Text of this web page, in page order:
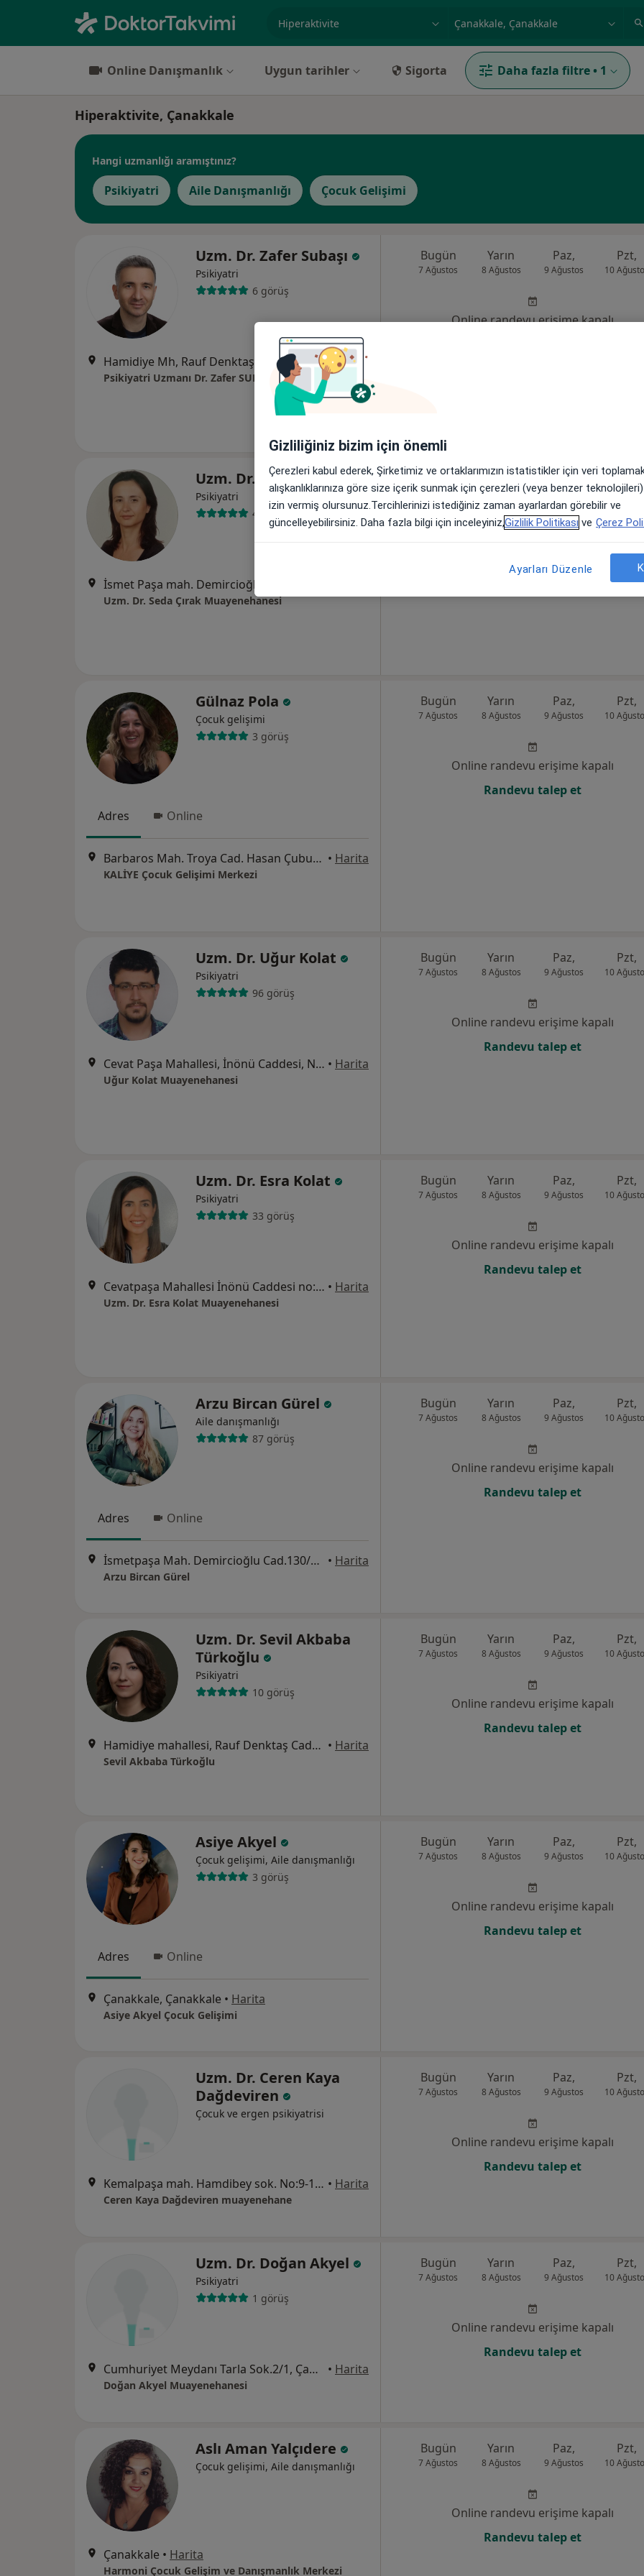
Online Danışmanlık Uygun tarihler Sigorta Daha fazla filtre • 1
Hiperaktivite, Çanakkale
Hangi uzmanlığı aramıştınız?
Psikiyatri Aile Danışmanlığı Çocuk Gelişimi
Uzm. Dr. Zafer Subaşı
Psikiyatri
6 görüş
Hamidiye Mh, Rauf Denktaş Caddesi, Eyüboğlu Bulvar İş A Blok, Daire :23, Çanakkale Harita
Psikiyatri Uzmanı Dr. Zafer SUBAŞI
Bugün
7 Ağustos
Yarın
8 Ağustos
Paz,
9 Ağustos
Pzt,
10
Online randevu erişime kapalı
Uzm. Dr. Seda Mertol
Psikiyatri
46 görüş
Uzm. Dr. Seda Çırak Muayenehanesi
Bugün
7 Ağustos
Yarın
8 Ağustos
Paz,
9 Ağustos
Pzt,
10
Randevu talep et
Gülnaz Pola
Çocuk gelişimi
3 görüş
Adres Online
Barbaros Mah. Troya Cad. Hasan Çubuklu Evleri No: 131/6, Çanakkale • Harita
KALİYE Çocuk Gelişimi Merkezi
Bugün
7 Ağustos
Yarın
8 Ağustos
Paz,
9 Ağustos
Pzt,
10
Online randevu erişime kapalı
Randevu talep et
Uzm. Dr. Uğur Kolat
Psikiyatri
96 görüş
Cevat Paşa Mahallesi, İnönü Caddesi, No:43 A Blok Kat:1 Daire:3 (Çanakkale İŞKUR karşısı, MİGROS’un üst katı), Çanakkale • Harita
Uğur Kolat Muayenehanesi
Bugün
7 Ağustos
Yarın
8 Ağustos
Paz,
9 Ağustos
Pzt,
10
Online randevu erişime kapalı
Randevu talep et
Uzm. Dr. Esra Kolat
Psikiyatri
33 görüş
Cevatpaşa Mahallesi İnönü Caddesi no:43 A Blok D:3 (Çanakkale İŞKUR karşısı-Migros'un üst katı), Çanakkale • Harita
Uzm. Dr. Esra Kolat Muayenehanesi
Bugün
7 Ağustos
Yarın
8 Ağustos
Paz,
9 Ağustos
Pzt,
10
Online randevu erişime kapalı
Randevu talep et
Arzu Bircan Gürel
Aile danışmanlığı
87 görüş
Adres Online
İsmetpaşa Mah. Demircioğlu Cad.130/2 Bayar Premium Evleri B Blok Daire 10 Kat 2, Çanakkale • Harita
Arzu Bircan Gürel
Bugün
7 Ağustos
Yarın
8 Ağustos
Paz,
9 Ağustos
Pzt,
10
Online randevu erişime kapalı
Randevu talep et
Uzm. Dr. Sevil Akbaba
Türkoğlu
Psikiyatri
10 görüş
Hamidiye mahallesi, Rauf Denktaş Caddesi, No:20/1A Daire:23, Çanakkale • Harita
Sevil Akbaba Türkoğlu
Bugün
7 Ağustos
Yarın
8 Ağustos
Paz,
9 Ağustos
Pzt,
10
Online randevu erişime kapalı
Randevu talep et
Asiye Akyel
Çocuk gelişimi, Aile danışmanlığı
3 görüş
Adres Online
Çanakkale, Çanakkale • Harita
Asiye Akyel Çocuk Gelişimi
Bugün
7 Ağustos
Yarın
8 Ağustos
Paz,
9 Ağustos
Pzt,
10
Online randevu erişime kapalı
Randevu talep et
Uzm. Dr. Ceren Kaya
Dağdeviren
Çocuk ve ergen psikiyatrisi
Kemalpaşa mah. Hamdibey sok. No:9-11 D:2, Çanakkale • Harita
Ceren Kaya Dağdeviren muayenehane
Bugün
7 Ağustos
Yarın
8 Ağustos
Paz,
9 Ağustos
Pzt,
10
Online randevu erişime kapalı
Randevu talep et
Uzm. Dr. Doğan Akyel
Psikiyatri
1 görüş
Cumhuriyet Meydanı Tarla Sok.2/1, Çanakkale • Harita
Doğan Akyel Muayenehanesi
Bugün
7 Ağustos
Yarın
8 Ağustos
Paz,
9 Ağustos
Pzt,
10
Online randevu erişime kapalı
Randevu talep et
Aslı Aman Yalçıdere
Çocuk gelişimi, Aile danışmanlığı
Çanakkale • Harita
Harmoni Çocuk Gelişim ve Danışmanlık Merkezi
Bugün
7 Ağustos
Yarın
8 Ağustos
Paz,
9 Ağustos
Pzt,
10
Online randevu erişime kapalı
Randevu talep et
Gizliliğiniz bizim için önemli
Çerezleri kabul ederek, Şirketimiz ve ortaklarımızın istatistikler için veri
alışkanlıklarınıza göre size içerik sunmak için çerezleri (veya benzer
izin vermiş olursunuz.Tercihlerinizi istediğiniz zaman ayarlardan görebilir ve
güncelleyebilirsiniz. Daha fazla bilgi için inceleyiniz,Gizlilik Politikası ve Çerez
Ayarları Düzenle